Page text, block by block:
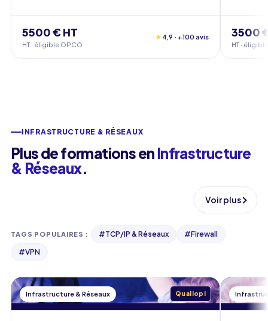
5500 € HT
HT · éligible OPCO
★ 4,9 · +100 avis 3500
HT ·
INFRASTRUCTURE & RÉSEAUX
Plus de formations en Infrastructure
& Réseaux.
Voir plus
TAGS POPULAIRES : #TCP/IP & Réseaux #Firewall
#VPN
Infrastructure & Réseaux Qualiopi